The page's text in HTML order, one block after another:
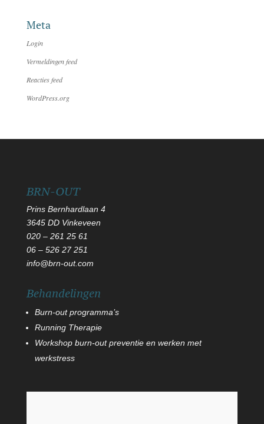
Meta
Login
Vermeldingen feed
Reacties feed
WordPress.org
BRN-OUT
Prins Bernhardlaan 4
3645 DD Vinkeveen
020 – 261 25 61
06 –526 27 251
info@brn-out.com
Behandelingen
Burn-out programma’s
Running Therapie
Workshop burn-out preventie en werken met
werkstress